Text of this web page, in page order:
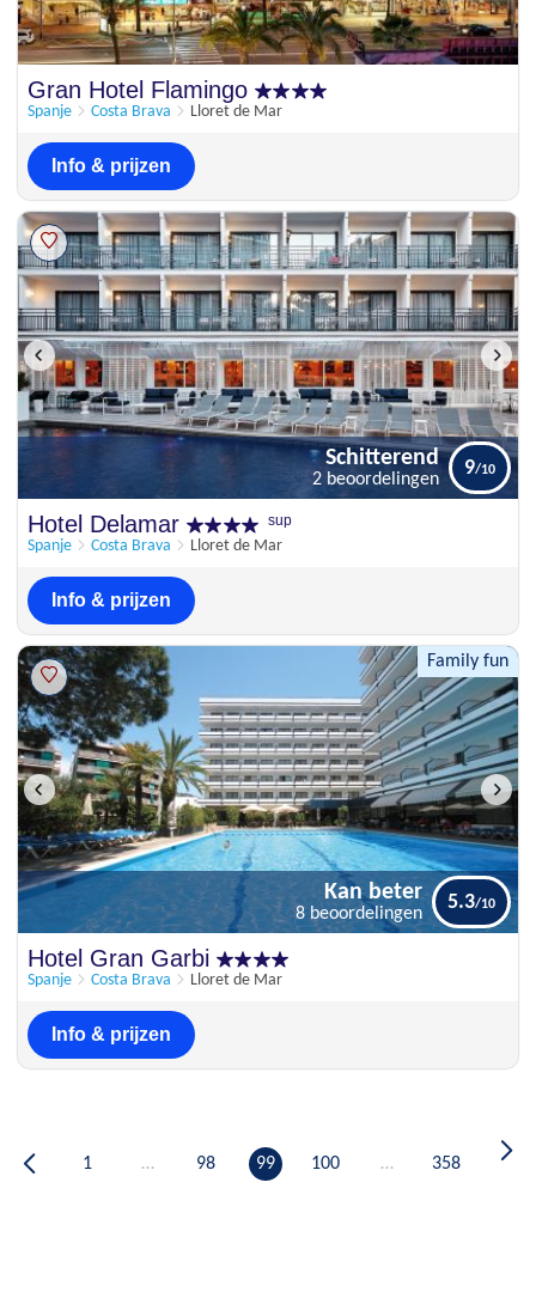
Gran Hotel Flamingo
Spanje Costa Brava Lloret de Mar
Info & prijzen
Hotel Delamar sup
Spanje Costa Brava Lloret de Mar
Schitterend
2 beoordelingen
9
Info & prijzen
Family fun
Hotel Gran Garbi
Spanje Costa Brava Lloret de Mar
Kan beter
8 beoordelingen
5.3
Info & prijzen
1 … 98 99 100 … 358